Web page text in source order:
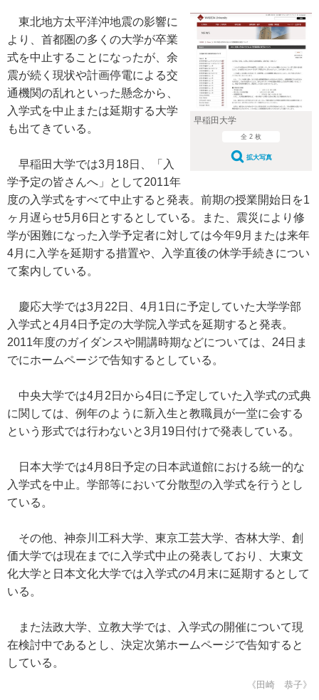
早稲田大学
全 2 枚
拡大写真
東北地方太平洋沖地震の影響に
より、首都圏の多くの大学が卒業
式を中止することになったが、余
震が続く現状や計画停電による交
通機関の乱れといった懸念から、
入学式を中止または延期する大学
も出てきている。
早稲田大学では3月18日、「入
学予定の皆さんへ」として2011年
度の入学式をすべて中止すると発表。前期の授業開始日を1
ヶ月遅らせ5月6日とするとしている。また、震災により修
学が困難になった入学予定者に対しては今年9月または来年
4月に入学を延期する措置や、入学直後の休学手続きについ
て案内している。
慶応大学では3月22日、4月1日に予定していた大学学部
入学式と4月4日予定の大学院入学式を延期すると発表。
2011年度のガイダンスや開講時期などについては、24日ま
でにホームページで告知するとしている。
中央大学では4月2日から4日に予定していた入学式の式典
に関しては、例年のように新入生と教職員が一堂に会する
という形式では行わないと3月19日付けで発表している。
日本大学では4月8日予定の日本武道館における統一的な
入学式を中止。学部等において分散型の入学式を行うとし
ている。
その他、神奈川工科大学、東京工芸大学、杏林大学、創
価大学では現在までに入学式中止の発表しており、大東文
化大学と日本文化大学では入学式の4月末に延期するとして
いる。
また法政大学、立教大学では、入学式の開催について現
在検討中であるとし、決定次第ホームページで告知すると
している。
《田崎 恭子》